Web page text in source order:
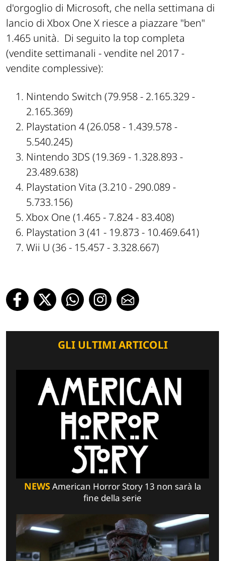
d'orgoglio di Microsoft, che nella settimana di
lancio di Xbox One X riesce a piazzare "ben"
1.465 unità. Di seguito la top completa
(vendite settimanali - vendite nel 2017 -
vendite complessive):
Nintendo Switch (79.958 - 2.165.329 -
2.165.369)
Playstation 4 (26.058 - 1.439.578 -
5.540.245)
Nintendo 3DS (19.369 - 1.328.893 -
23.489.638)
Playstation Vita (3.210 - 290.089 -
5.733.156)
Xbox One (1.465 - 7.824 - 83.408)
Playstation 3 (41 - 19.873 - 10.469.641)
Wii U (36 - 15.457 - 3.328.667)
GLI ULTIMI ARTICOLI
NEWSAmerican Horror Story 13 non sarà la
fine della serie